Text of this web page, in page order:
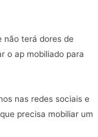
não terá dores de
o ap mobiliado para
nas redes sociais e
precisa mobiliar um